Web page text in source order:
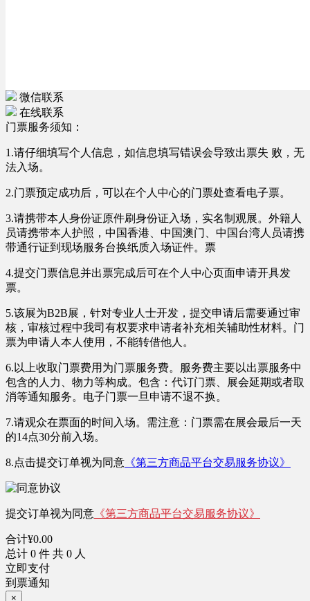
微信联系
在线联系
门票服务须知：
1.请仔细填写个人信息，如信息填写错误会导致出票失 败，无
法入场。
2.门票预定成功后，可以在个人中心的门票处查看电子票。
3.请携带本人身份证原件刷身份证入场，实名制观展。外籍人
员请携带本人护照，中国香港、中国澳门、中国台湾人员请携
带通行证到现场服务台换纸质入场证件。票
4.提交门票信息并出票完成后可在个人中心页面申请开具发
票。
5.该展为B2B展，针对专业人士开发，提交申请后需要通过审
核，审核过程中我司有权要求申请者补充相关辅助性材料。门
票为申请人本人使用，不能转借他人。
6.以上收取门票费用为门票服务费。服务费主要以出票服务中
包含的人力、物力等构成。包含：代订门票、展会延期或者取
消等通知服务。 电子门票一旦申请不退不换。
7.请观众在票面的时间入场。需注意： 门票需在展会最后一天
的14点30分前入场。
8.点击提交订单视为同意 《第三方商品平台交易服务协议》
提交订单视为同意 《第三方商品平台交易服务协议》
合计¥0.00
总计 0 件 共 0 人
立即支付
到票通知
×